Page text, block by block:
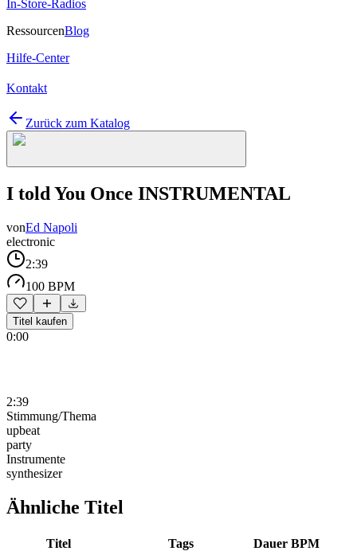
In-Store-Radios
RessourcenBlog
Hilfe-Center
Kontakt
Zurück zum Katalog
I told You Once INSTRUMENTAL
vonEd Napoli
electronic
2:39
100 BPM
Titel kaufen
0:00
2:39
Stimmung/Thema
upbeat
party
Instrumente
synthesizer
Ähnliche Titel
Titel Tags Dauer BPM